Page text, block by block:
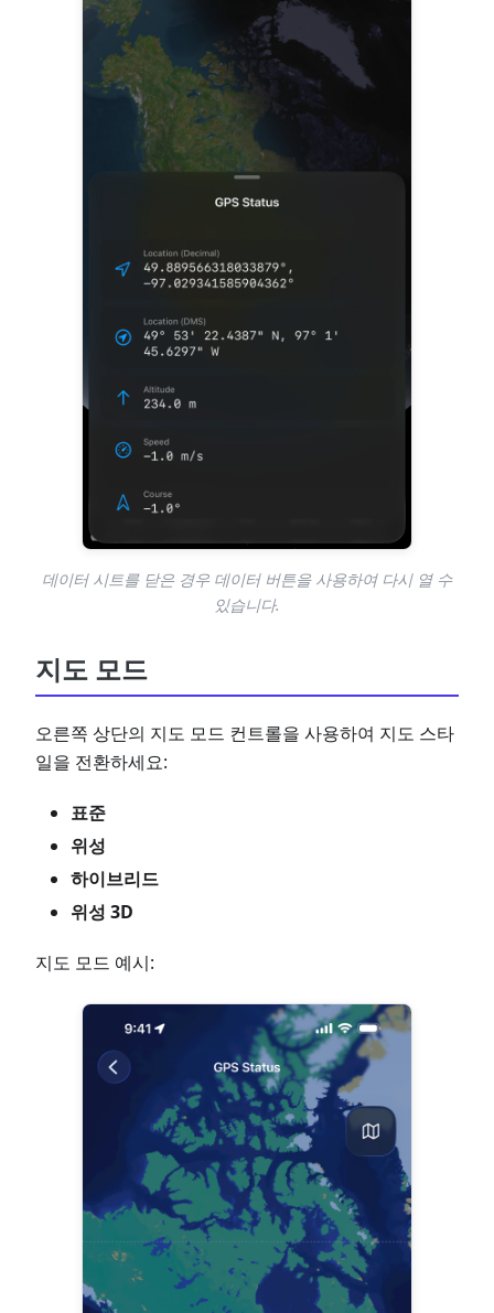
데이터 시트를 닫은 경우 데이터 버튼을 사용하여 다시 열 수
있습니다.
지도 모드
오른쪽 상단의 지도 모드 컨트롤을 사용하여 지도 스타
일을 전환하세요:
표준
위성
하이브리드
위성 3D
지도 모드 예시: